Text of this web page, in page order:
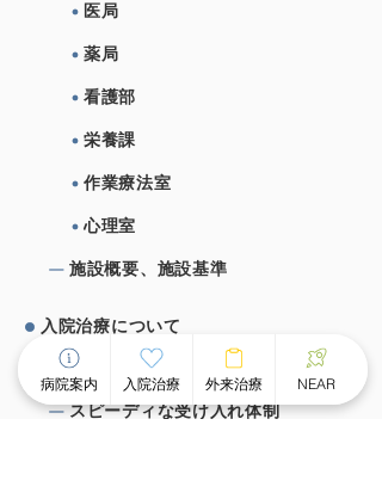
医局
薬局
看護部
栄養課
作業療法室
心理室
施設概要、施設基準
⼊院治療について
チーム医療による個別看護
スピーディな受け⼊れ体制
病院案内 入院治療 外来治療 NEAR